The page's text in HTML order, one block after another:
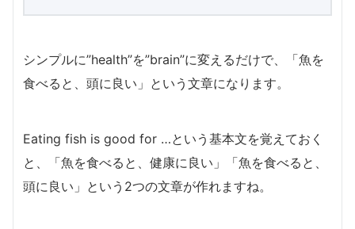
シンプルに”health”を”brain”に変えるだけで、「魚を
食べると、頭に良い」という文章になります。
Eating fish is good for …という基本文を覚えておく
と、「魚を食べると、健康に良い」「魚を食べると、
頭に良い」という2つの文章が作れますね。